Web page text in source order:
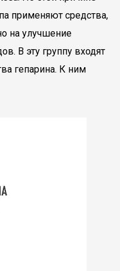
применяют средства,
на улучшение
В эту группу входят
гепарина. К ним